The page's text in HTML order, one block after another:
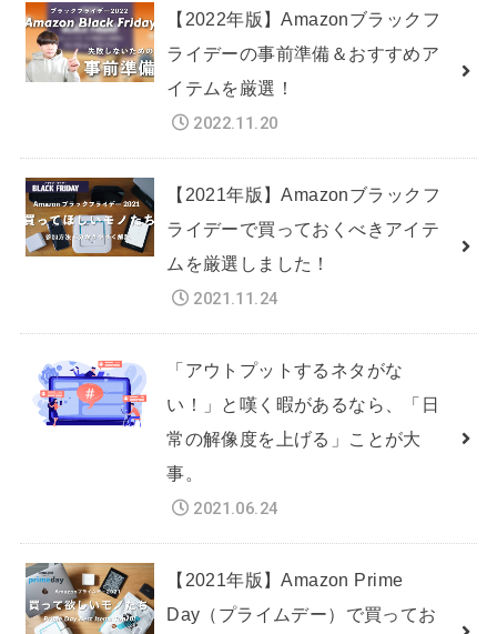
【2022年版】Amazonブラックフ
ライデーの事前準備＆おすすめア
イテムを厳選！
2022.11.20
【2021年版】Amazonブラックフ
ライデーで買っておくべきアイテ
ムを厳選しました！
2021.11.24
「アウトプットするネタがな
い！」と嘆く暇があるなら、「日
常の解像度を上げる」ことが大
事。
2021.06.24
【2021年版】Amazon Prime
Day（プライムデー）で買ってお